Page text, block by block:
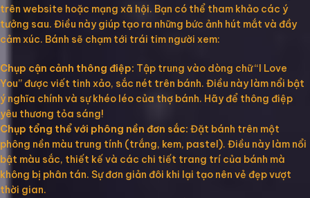
trên website hoặc mạng xã hội. Bạn có thể tham khảo các ý
tưởng sau. Điều này giúp tạo ra những bức ảnh hút mắt và đầy
cảm xúc. Bánh sẽ chạm tới trái tim người xem:
Chụp cận cảnh thông điệp: Tập trung vào dòng chữ “I Love
You” được viết tinh xảo, sắc nét trên bánh. Điều này làm nổi bật
ý nghĩa chính và sự khéo léo của thợ bánh. Hãy để thông điệp
yêu thương tỏa sáng!
Chụp tổng thể với phông nền đơn sắc: Đặt bánh trên một
phông nền màu trung tính (trắng, kem, pastel). Điều này làm nổi
bật màu sắc, thiết kế và các chi tiết trang trí của bánh mà
không bị phân tán. Sự đơn giản đôi khi lại tạo nên vẻ đẹp vượt
thời gian.